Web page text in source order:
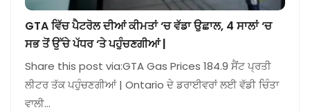
GTA ਵਿੱਚ ਪੈਟਰੋਲ ਦੀਆਂ ਕੀਮਤਾਂ ‘ਚ ਵੱਡਾ ਉਛਾਲ, 4 ਸਾਲਾਂ ‘ਚ
ਸਭ ਤੋਂ ਉੱਚੇ ਪੱਧਰ ‘ਤੇ ਪਹੁੰਚਣਗੀਆਂ |
Share this post via:GTA Gas Prices 184.9 ਸੈਂਟ ਪ੍ਰਤੀ
ਲੀਟਰ ਤੱਕ ਪਹੁੰਚਣਗੀਆਂ | Ontario ਦੇ ਡਰਾਈਵਰਾਂ ਲਈ ਵੱਡੀ ਚਿੰਤਾ
ਵਾਲੀ…